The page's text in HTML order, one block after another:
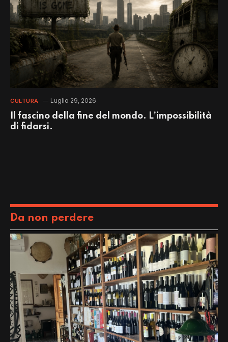
CULTURA Luglio 29, 2026
Il fascino della fine del mondo. L’impossibilità
di fidarsi.
Da non perdere